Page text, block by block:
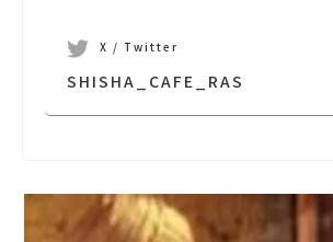
X / Twitter
SHISHA_CAFE_RAS